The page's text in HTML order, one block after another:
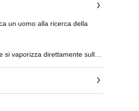
un uomo alla ricerca della
vaporizza direttamente sulla